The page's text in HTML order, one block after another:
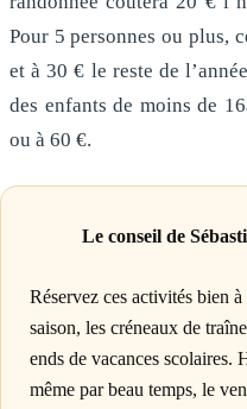
Pour 5 personnes ou plus,
et à 30 € le reste de
des enfants de moins de
ou à 60 €.
Le conseil de
Réservez ces activités bien
saison, les créneaux de
ends de vacances scolaires.
même par beau temps, le